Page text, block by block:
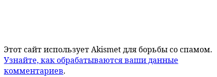
Этот сайт использует Akismet для борьбы со спамом.
Узнайте, как обрабатываются ваши данные
комментариев.